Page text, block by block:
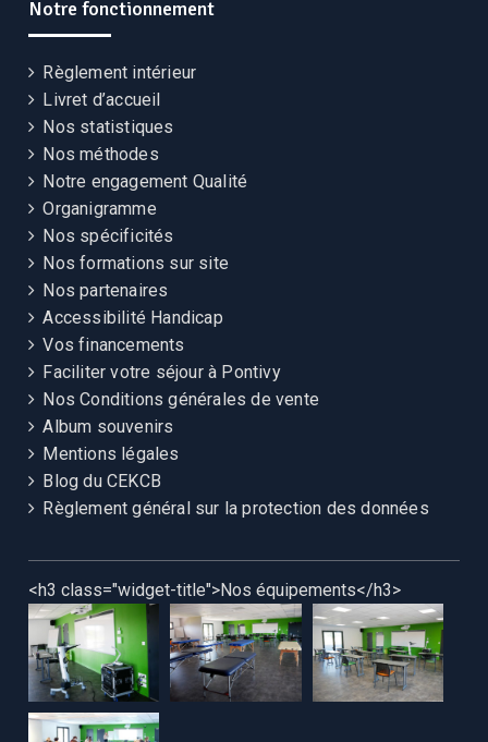
Notre fonctionnement
Règlement intérieur
Livret d’accueil
Nos statistiques
Nos méthodes
Notre engagement Qualité
Organigramme
Nos spécificités
Nos formations sur site
Nos partenaires
Accessibilité Handicap
Vos financements
Faciliter votre séjour à Pontivy
Nos Conditions générales de vente
Album souvenirs
Mentions légales
Blog du CEKCB
Règlement général sur la protection des données
<h3 class="widget-title">Nos équipements</h3>